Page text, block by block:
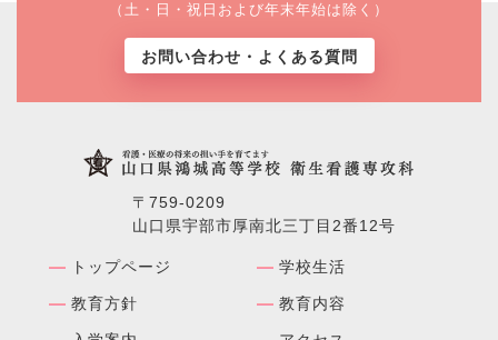
（土・日・祝日および年末年始は除く）
お問い合わせ・よくある質問
〒759-0209
山口県宇部市厚南北三丁目2番12号
トップページ 学校⽣活
教育方針 教育内容